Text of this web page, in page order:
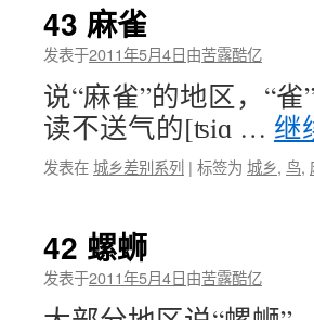
43 麻雀
发表于2011年5月4日由苦露酷亿
说“麻雀”的地区，“
读不送气的[ʦiɑ … 继
发表在城乡差别系列 | 标签为 城乡, 鸟,
42 螺蛳
发表于2011年5月4日由苦露酷亿